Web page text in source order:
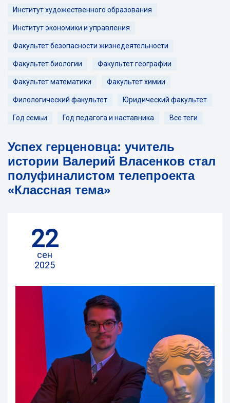
Институт художественного образования
Институт экономики и управления
Факультет безопасности жизнедеятельности
Факультет биологии Факультет географии
Факультет математики Факультет химии
Филологический факультет Юридический факультет
Год семьи Год педагога и наставника Все теги
Успех герценовца: учитель
истории Валерий Власенков стал
полуфиналистом телепроекта
«Классная тема»
22
сен
2025